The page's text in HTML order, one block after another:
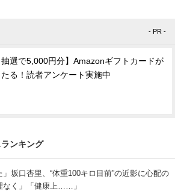
- PR -
抽選で5,000円分】Amazonギフトカードが
たる！読者アンケート実施中
ランキング
」坂口杏里、“体重100キロ目前”の近影に心配の
なく」「健康上……」